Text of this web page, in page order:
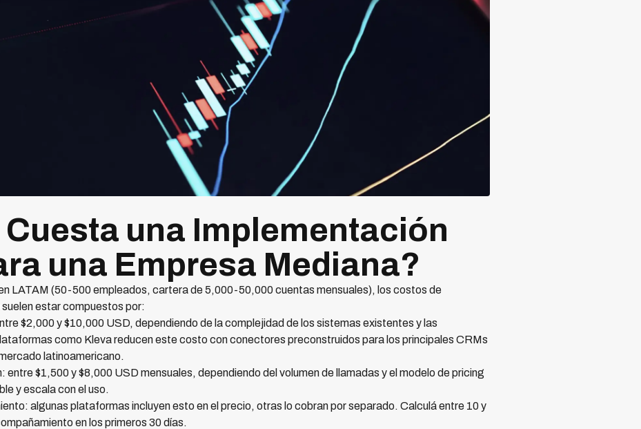
una Implementación
una Empresa Mediana?
LATAM (50-500 empleados, cartera de 5,000-50,000 cuentas mensuales), los costos de
estar compuestos por:
$2,000 y $10,000 USD, dependiendo de la complejidad de los sistemas existentes y las
como Kleva reducen este costo con conectores preconstruidos para los principales CRMs
latinoamericano.
entre $1,500 y $8,000 USD mensuales, dependiendo del volumen de llamadas y el modelo de pricing
y escala con el uso.
algunas plataformas incluyen esto en el precio, otras lo cobran por separado. Calculá entre 10 y
en los primeros 30 días.